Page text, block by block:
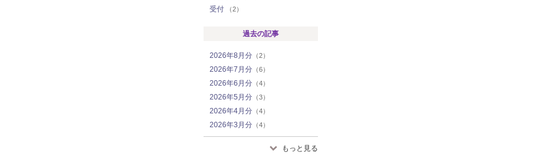
受付 （2）
過去の記事
2026年8月分 （2）
2026年7月分 （6）
2026年6月分 （4）
2026年5月分 （3）
2026年4月分 （4）
2026年3月分 （4）
2026年2月分（3）
もっと見る